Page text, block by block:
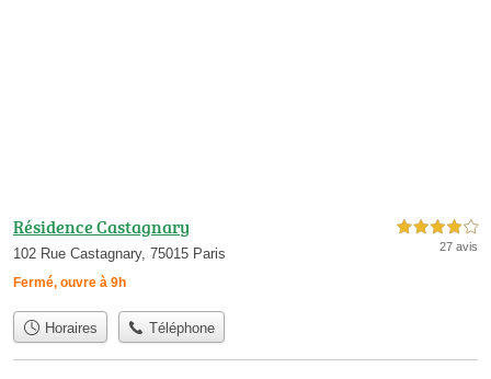
Résidence Castagnary
102 Rue Castagnary, 75015 Paris
Fermé, ouvre à 9h
4,0 étoiles sur 5
27 avis
Horaires Téléphone